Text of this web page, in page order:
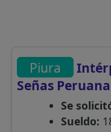
Piura
Señas Peruana
Se
Sueldo: